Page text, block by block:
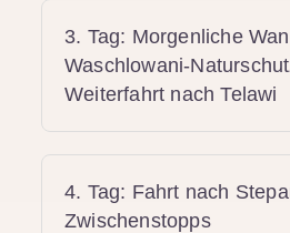
3. Tag: Morgenliche
Waschlowani-
Weiterfahrt nach Telawi
4. Tag: Fahrt nach
Zwischenstopps